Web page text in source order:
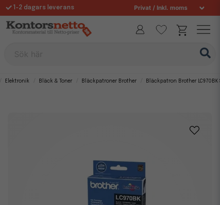
1-2 dagars leverans
Fri frakt över 995 kr
Elektronik Bläck & Toner Bläckpatroner Brother Bläckpatron Brother LC970BK